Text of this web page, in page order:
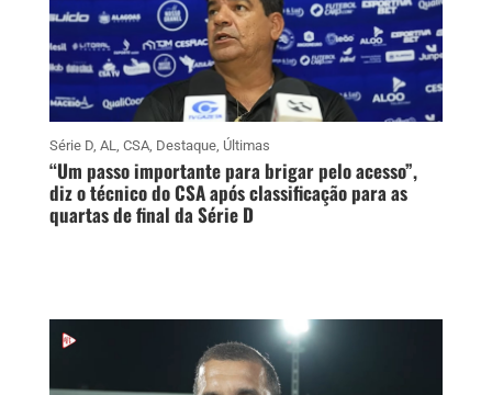
Série D, AL, CSA, Destaque, Últimas
“Um passo importante para brigar pelo acesso”,
diz o técnico do CSA após classificação para as
quartas de final da Série D